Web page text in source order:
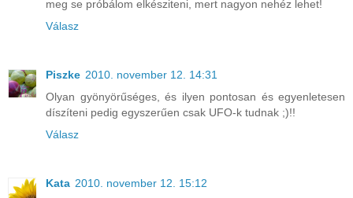
meg se próbálom elkésziteni, mert nagyon nehéz lehet!
Válasz
Piszke 2010. november 12. 14:31
Olyan gyönyörűséges, és ilyen pontosan és egyenletesen
díszíteni pedig egyszerűen csak UFO-k tudnak ;)!!
Válasz
Kata 2010. november 12. 15:12